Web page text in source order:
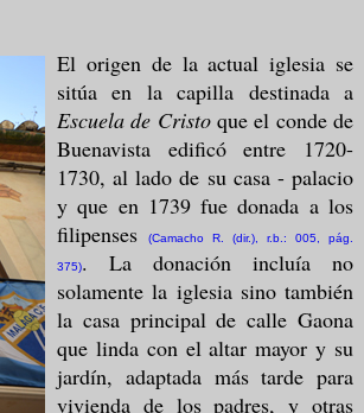
El origen de la actual iglesia se
sitúa en la capilla destinada a
Escuela de Cristoque el conde de
Buenavista edificó entre 1720-
1730, al lado de su casa - palacio
y que en 1739 fue donada a los
filipenses
(Camacho R. (dir.), r.b.: 005, pág.
375). La donación incluía no
solamente la iglesia sino también
la casa principal de calle Gaona
que linda con el altar mayor y su
jardín, adaptada más tarde para
vivienda de los padres, y otras